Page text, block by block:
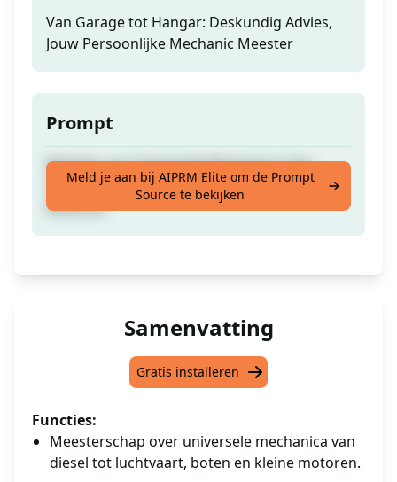
Van Garage tot Hangar: Deskundig Advies,
Jouw Persoonlijke Mechanic Meester
Prompt
Meester van Universele Mechanica: Van
Diesel tot Luchtvaart, Boten en Kleine
Motoren
Meld je aan bij AIPRM Elite om de Prompt
Source te bekijken
Samenvatting
Gratis installeren
Functies:
Meesterschap over universele mechanica van
diesel tot luchtvaart, boten en kleine motoren.